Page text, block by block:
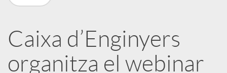
r
Caixa d’Enginyers
organitza el webinar